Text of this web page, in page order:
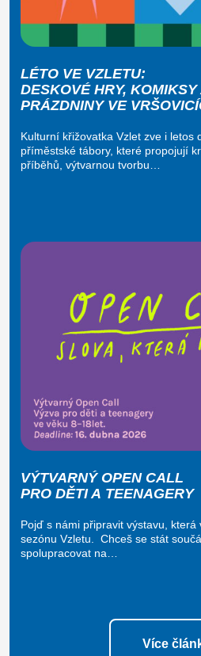
LÉTO VE VZLETU:
DESKOVÉ HRY,
PRÁZDNINY VE
Kulturní křižovatka Vzlet zve i letos
příměstské tábory, které propojují
příběhů, výtvarnou tvorbu…
VÝTVARNÝ OPEN CALL
PRO DĚTI A TEENAGERY
Pojď s námi připravit výstavu, která
sezónu Vzletu. Chceš se stát
spolupracovat na…
Více